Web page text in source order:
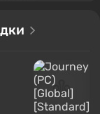
кроме
результате